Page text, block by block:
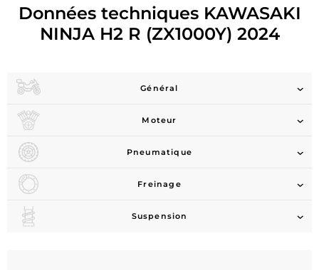
Données techniques KAWASAKI
NINJA H2 R (ZX1000Y) 2024
Général
Moteur
Pneumatique
Freinage
Suspension